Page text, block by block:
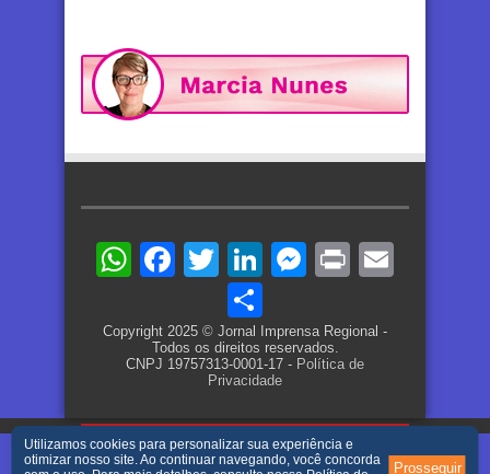
WhatsApp
Facebook
TwitterLinkedIn
Messenger
Print
Copyright 2025 © Jornal Imprensa Regional -
Todos os direitos reservados.
CNPJ 19757313-0001-17 - Política de
Privacidade
Utilizamos cookies para personalizar sua experiência e
otimizar nosso site. Ao continuar navegando, você concorda
Prosseguir